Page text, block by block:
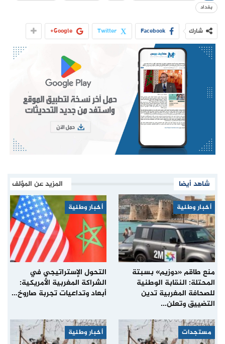
بغداد
شارك Facebook
Twitter
Google+
شاهد أيضا المزيد عن المؤلف
أخبار وطنية
منع طاقم «دوزيم» بسبتة
المحتلة: النقابة الوطنية
للصحافة المغربية تدين
التضييق وتعلن…
أخبار وطنية
التحول الإستراتيجي في
الشراكة المغربية الأمريكية:
أبعاد وتداعيات تجربة صاروخ…
مستجدات أخبار وطنية